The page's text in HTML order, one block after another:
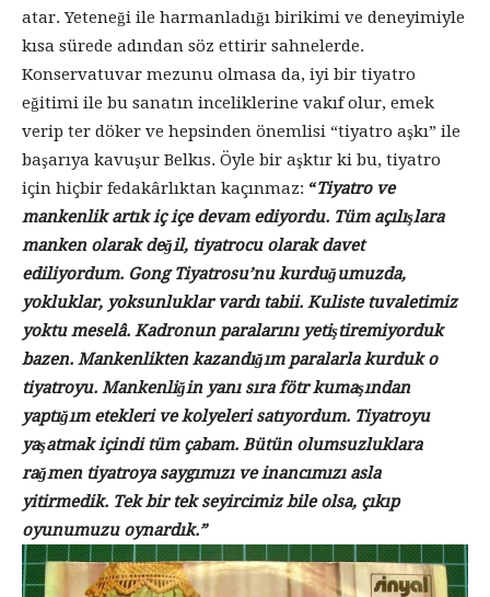
atar. Yeteneği ile harmanladığı birikimi ve deneyimiyle
kısa sürede adından söz ettirir sahnelerde.
Konservatuvar mezunu olmasa da, iyi bir tiyatro
eğitimi ile bu sanatın inceliklerine vakıf olur, emek
verip ter döker ve hepsinden önemlisi “tiyatro aşkı” ile
başarıya kavuşur Belkıs. Öyle bir aşktır ki bu, tiyatro
için hiçbir fedakârlıktan kaçınmaz: “Tiyatro ve
mankenlik artık iç içe devam ediyordu. Tüm açılışlara
manken olarak değil, tiyatrocu olarak davet
ediliyordum. Gong Tiyatrosu’nu kurduğumuzda,
yokluklar, yoksunluklar vardı tabii. Kuliste tuvaletimiz
yoktu meselâ. Kadronun paralarını yetiştiremiyorduk
bazen. Mankenlikten kazandığım paralarla kurduk o
tiyatroyu. Mankenliğin yanı sıra fötr kumaşından
yaptığım etekleri ve kolyeleri satıyordum. Tiyatroyu
yaşatmak içindi tüm çabam. Bütün olumsuzluklara
rağmen tiyatroya saygımızı ve inancımızı asla
yitirmedik. Tek bir tek seyircimiz bile olsa, çıkıp
oyunumuzu oynardık.”